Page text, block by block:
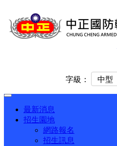
字級：
Toggle
navigation最新消息
招生園地
網路報名
招生訊息